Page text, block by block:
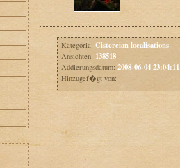
Kategoria: Cistercian localisations
Ansichten: 138518
Addierungsdatum: 2008-06-04 23:04:11
Hinzugef�gt von: